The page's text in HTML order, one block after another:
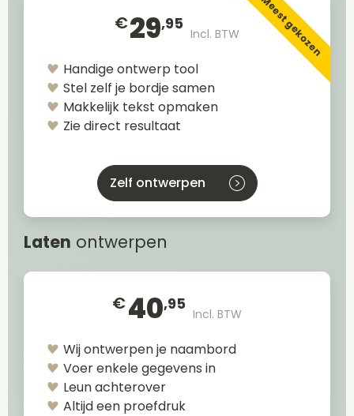
€29,95
Incl. BTW Meest gekozen
Handige ontwerp tool
Stel zelf je bordje samen
Makkelijk tekst opmaken
Zie direct resultaat
Zelf ontwerpen
Laten ontwerpen
€40,95
Incl. BTW
Wij ontwerpen je naambord
Voer enkele gegevens in
Leun achterover
Altijd een proefdruk